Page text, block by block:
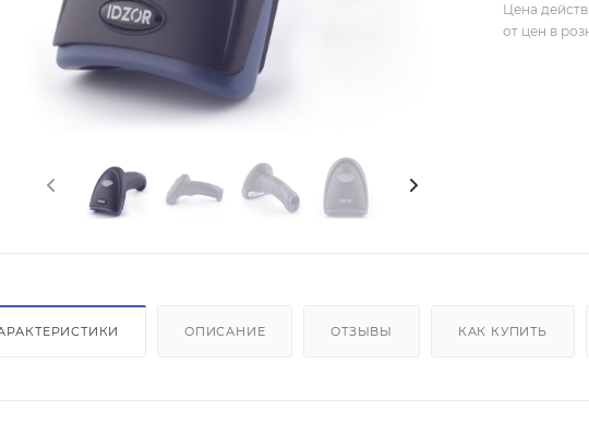
Цена
от цен в
ОПИСАНИЕ ОТЗЫВЫ КАК КУПИТЬ